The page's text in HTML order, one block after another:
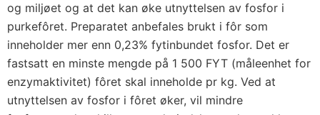
og miljøet og at det kan øke utnyttelsen av fosfor i
purkefôret. Preparatet anbefales brukt i fôr som
inneholder mer enn 0,23% fytinbundet fosfor. Det er
fastsatt en minste mengde på 1 500 FYT (måleenhet for
enzymaktivitet) fôret skal inneholde pr kg. Ved at
utnyttelsen av fosfor i fôret øker, vil mindre